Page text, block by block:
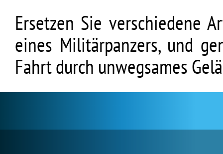
Ersetzen Sie verschiedene
eines Militärpanzers, und
Fahrt durch unwegsames